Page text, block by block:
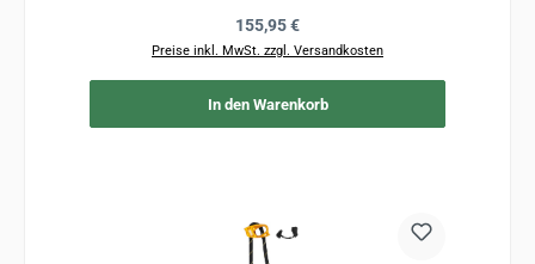
Regulärer Preis:
155,95 €
Preise inkl. MwSt. zzgl. Versandkosten
In den Warenkorb